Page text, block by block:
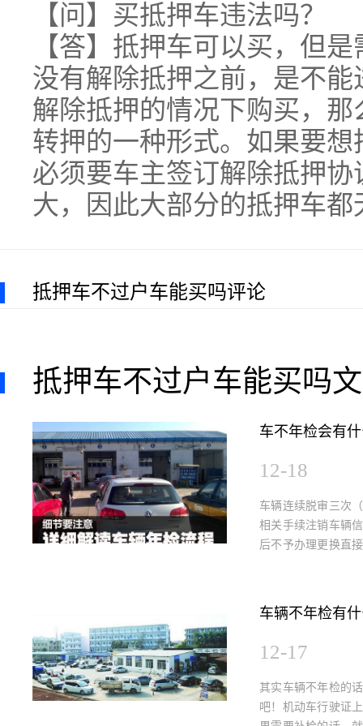
【问】买抵押车违法吗？
【答】抵押车可以买，但
没有解除抵押之前，是不
解除抵押的情况下购买，
转押的一种形式。如果要
必须要车主签订解除抵押
大，因此大部分的抵押车都
抵押车不过户车能买吗评论
抵押车不过户车能买吗
车不年检会有
12-18
车辆连续脱审三次
相关手续注销车辆
后不予办理更换直
车辆不年检有
12-17
其实车辆不年检的
吧！机动车行驶证